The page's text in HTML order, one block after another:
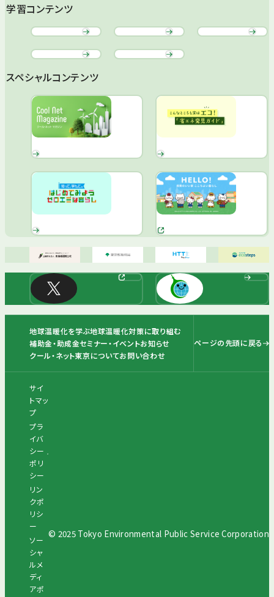
学習コンテンツ
スペシャルコンテンツ
地球温暖化を学ぶ地球温暖化対策に取り組む
補助金・助成金セミナー・イベントお知らせ
クール・ネット東京についてお問い合わせ
ページの先頭に戻る
サイ
トマッ
プ
プラ
イバ
シー
ポリ
シー
リン
クポ
リシ
ー
ソー
シャ
ルメ
ディ
アポ
© 2025 Tokyo Environmental Public Service Corporation